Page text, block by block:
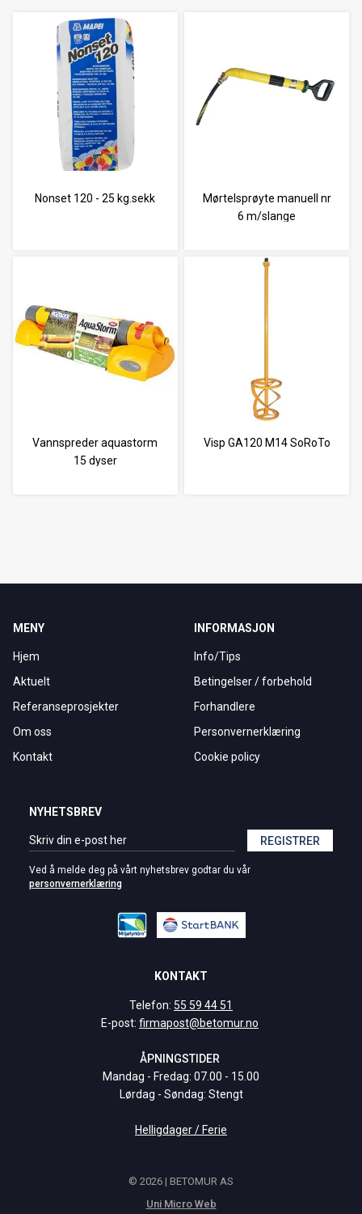
Nonset 120 - 25 kg.sekk
Mørtelsprøyte manuell nr
6 m/slange
Vannspreder aquastorm
15 dyser
Visp GA120 M14 SoRoTo
MENY
Hjem
Aktuelt
Referanseprosjekter
Om oss
Kontakt
INFORMASJON
Info/Tips
Betingelser / forbehold
Forhandlere
Personvernerklæring
Cookie policy
NYHETSBREV
REGISTRER
Ved å melde deg på vårt nyhetsbrev godtar du vår
personvernerklæring
KONTAKT
Telefon: 55 59 44 51
E-post: firmapost@betomur.no
ÅPNINGSTIDER
Mandag - Fredag: 07.00 - 15.00
Lørdag - Søndag: Stengt
Helligdager / Ferie
© 2026 | BETOMUR AS
Uni Micro Web